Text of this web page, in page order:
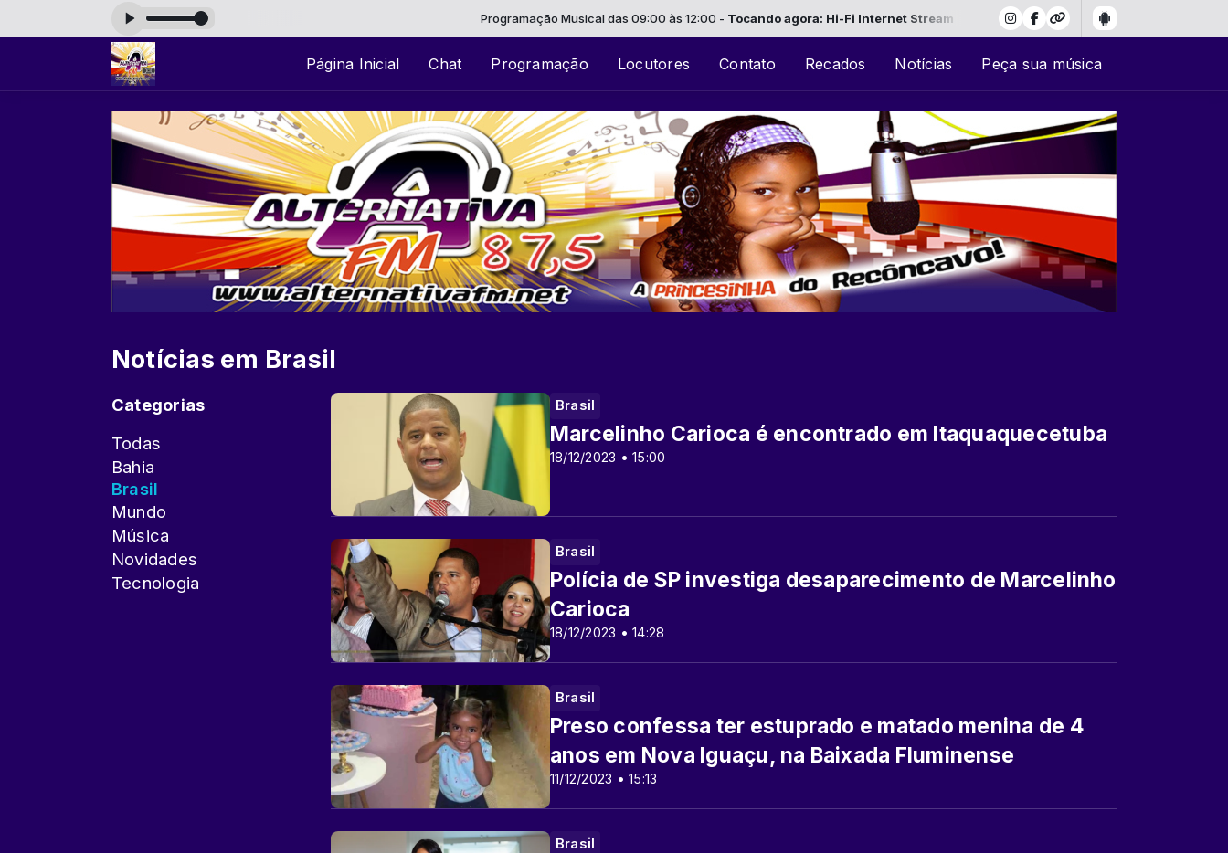
Hi-Fi Internet Stream Programação Musical das 09:00 às 12:00 -Tocando agora: Hi-Fi Internet Stream
Página Inicial Chat Programação Locutores Contato Recados Notícias Peça sua música
Notícias em Brasil
Categorias
Todas
Bahia
Brasil
Mundo
Música
Novidades
Tecnologia
Brasil
18/12/2023 • 15:00
Marcelinho Carioca é encontrado em Itaquaquecetuba
Brasil
18/12/2023 • 14:28
Polícia de SP investiga desaparecimento de Marcelinho
Carioca
Brasil
11/12/2023 • 15:13
Preso confessa ter estuprado e matado menina de 4
anos em Nova Iguaçu, na Baixada Fluminense
Brasil